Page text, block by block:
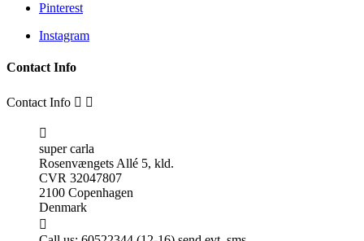
Pinterest
Instagram
Contact Info
Contact Info  

super carla
Rosenvængets Allé 5, kld.
CVR 32047807
2100 Copenhagen
Denmark
